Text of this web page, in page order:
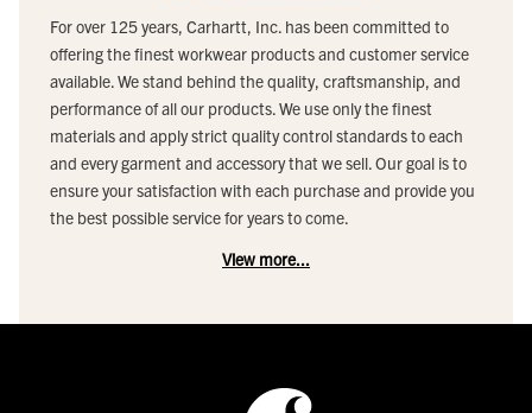
For over 125 years, Carhartt, Inc. has been committed to
offering the finest workwear products and customer service
available. We stand behind the quality, craftsmanship, and
performance of all our products. We use only the finest
materials and apply strict quality control standards to each
and every garment and accessory that we sell. Our goal is to
ensure your satisfaction with each purchase and provide you
the best possible service for years to come.
View more...